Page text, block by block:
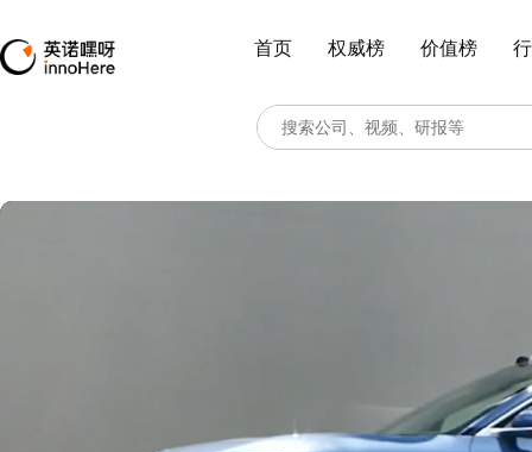
首页 权威榜 价值榜